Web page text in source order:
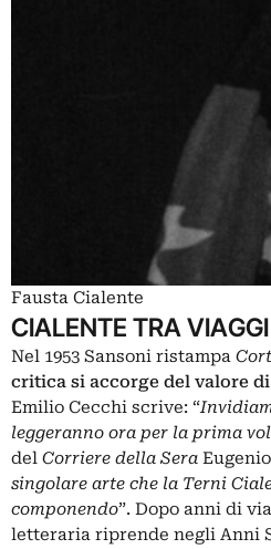
Fausta Cialente
CIALENTE TRA
Nel 1953 Sansoni ristampa
critica si accorge del valore
Emilio Cecchi scrive: “
leggeranno ora per la prima
del Corriere della Sera
singolare arte che la Terni
componendo”. Dopo anni di
letteraria riprende negli Anni